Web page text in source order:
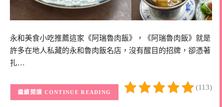
永和美食小吃推薦這家《阿瑞魯肉飯》，《阿瑞魯肉飯》就是
許多在地人私藏的永和魯肉飯名店，沒有醒目的招牌，卻憑著
扎…
(113)
CONTINUE READING